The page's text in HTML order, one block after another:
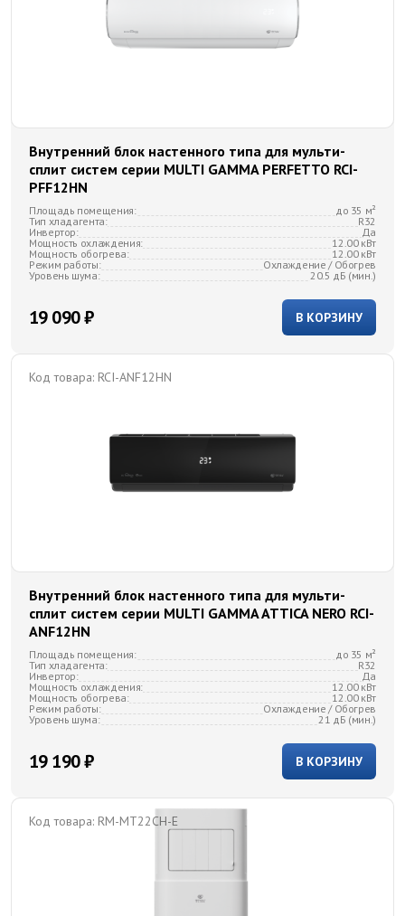
Внутренний блок настенного типа для мульти-
сплит систем серии MULTI GAMMA PERFETTO RCI-
PFF12HN
Площадь помещения:
до 35 м²
Тип хладагента:
R32
Инвертор:
Да
Мощность охлаждения:
12.00 кВт
Мощность обогрева:
12.00 кВт
Режим работы:
Охлаждение / Обогрев
Уровень шума:
20.5 дБ (мин.)
В КОРЗИНУ
19 090 ₽
Код товара: RCI-ANF12HN
Внутренний блок настенного типа для мульти-
сплит систем серии MULTI GAMMA ATTICA NERO RCI-
ANF12HN
Площадь помещения:
до 35 м²
Тип хладагента:
R32
Инвертор:
Да
Мощность охлаждения:
12.00 кВт
Мощность обогрева:
12.00 кВт
Режим работы:
Охлаждение / Обогрев
Уровень шума:
21 дБ (мин.)
В КОРЗИНУ
19 190 ₽
Код товара: RM-MT22CH-E